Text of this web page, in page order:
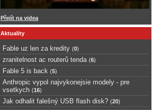
Přejít na videa
Aktuality
Fable uz len za kredity (0)
zranitelnost ac routerů tenda (6)
Fable 5 is back (5)
Anthropic vypol najvykonejsie modely - pre
vsetkych (16)
Jak odhalit falešný USB flash disk? (20)